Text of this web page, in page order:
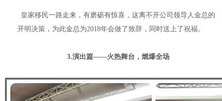
皇家移民一路走来，有磨砺有惊喜，这离不开公司领导人金总的
开明决策，为此金总为2018年会做了致辞，同时送上了祝福。
3.演出篇——火热舞台，燃爆全场